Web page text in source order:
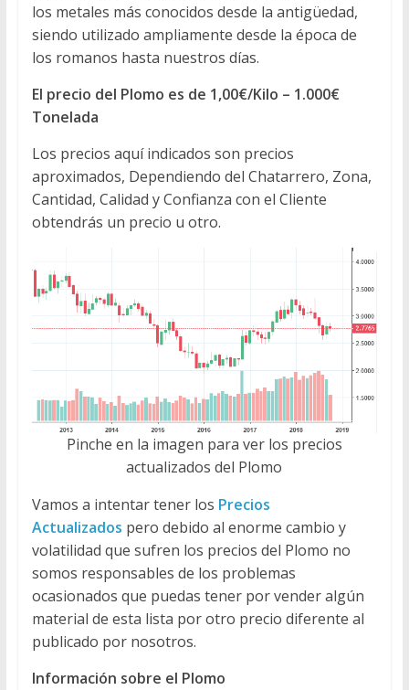
los metales más conocidos desde la antigüedad,
siendo utilizado ampliamente desde la época de
los romanos hasta nuestros días.
El precio del Plomo es de 1,00€/Kilo – 1.000€
Tonelada
Los precios aquí indicados son precios
aproximados, Dependiendo del Chatarrero, Zona,
Cantidad, Calidad y Confianza con el Cliente
obtendrás un precio u otro.
Pinche en la imagen para ver los precios
actualizados del Plomo
Vamos a intentar tener los Precios
Actualizados pero debido al enorme cambio y
volatilidad que sufren los precios del Plomo no
somos responsables de los problemas
ocasionados que puedas tener por vender algún
material de esta lista por otro precio diferente al
publicado por nosotros.
Información sobre el Plomo